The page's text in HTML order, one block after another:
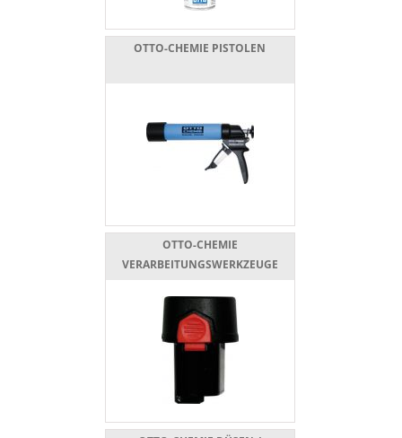
OTTO-CHEMIE PISTOLEN
OTTO-CHEMIE
VERARBEITUNGSWERKZEUGE